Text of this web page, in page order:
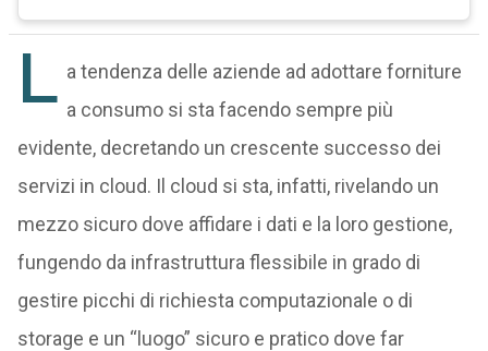
L a tendenza delle aziende ad adottare forniture
a consumo si sta facendo sempre più
evidente, decretando un crescente successo dei
servizi in cloud. Il cloud si sta, infatti, rivelando un
mezzo sicuro dove affidare i dati e la loro gestione,
fungendo da infrastruttura flessibile in grado di
gestire picchi di richiesta computazionale o di
storage e un “luogo” sicuro e pratico dove far